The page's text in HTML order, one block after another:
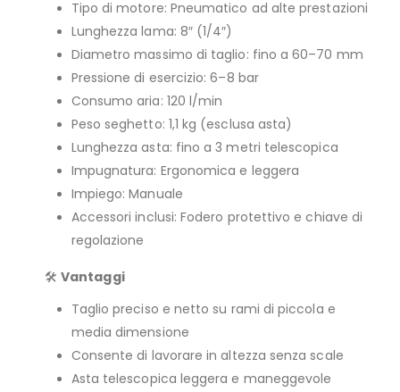
Tipo di motore: Pneumatico ad alte prestazioni
Lunghezza lama: 8″ (1/4″)
Diametro massimo di taglio: fino a 60–70 mm
Pressione di esercizio: 6–8 bar
Consumo aria: 120 l/min
Peso seghetto: 1,1 kg (esclusa asta)
Lunghezza asta: fino a 3 metri telescopica
Impugnatura: Ergonomica e leggera
Impiego: Manuale
Accessori inclusi: Fodero protettivo e chiave di
regolazione
🛠️Vantaggi
Taglio preciso e netto su rami di piccola e
media dimensione
Consente di lavorare in altezza senza scale
Asta telescopica leggera e maneggevole